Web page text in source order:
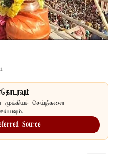
முக்கியச் செய்திகளை
Source